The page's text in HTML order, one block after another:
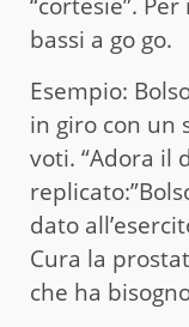
bassi a go go.
Esempio:
in giro con un
voti. “Adora il
dato
Cura la
che ha